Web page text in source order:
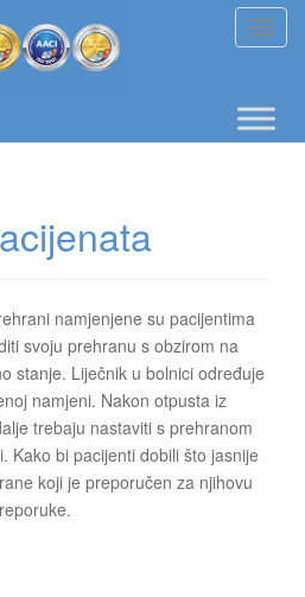
T
g
l
i
namjenjene su pacijentima
svoju prehranu s obzirom na
stanje. Liječnik u bolnici određuje
namjeni. Nakon otpusta iz
trebaju nastaviti s prehranom
Kako bi pacijenti dobili što jasnije
koji je preporučen za njihovu